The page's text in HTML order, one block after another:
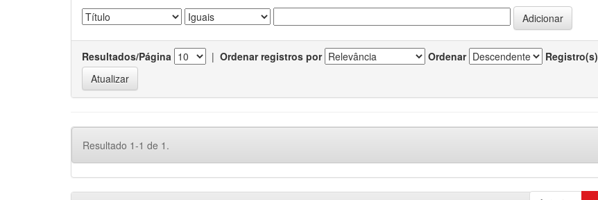
Resultados/Página | Ordenar registros por Ordenar Registro(s)
Resultado 1-1 de 1.